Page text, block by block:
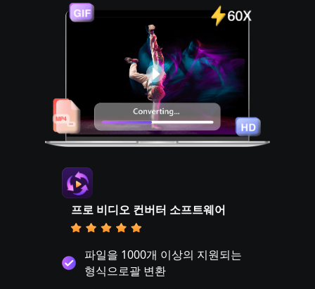
프로 비디오 컨버터 소프트웨어
파일을 1000개 이상의 지원되는
형식으로괄 변환